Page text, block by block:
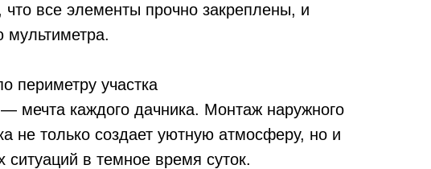
что все элементы прочно закреплены, и
мультиметра.
периметру участка
мечта каждого дачника. Монтаж наружного
не только создает уютную атмосферу, но и
ситуаций в темное время суток.